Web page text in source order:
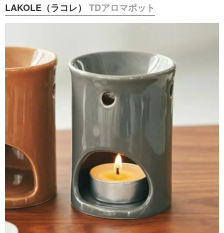
LAKOLE（ラコレ） TDアロマポット